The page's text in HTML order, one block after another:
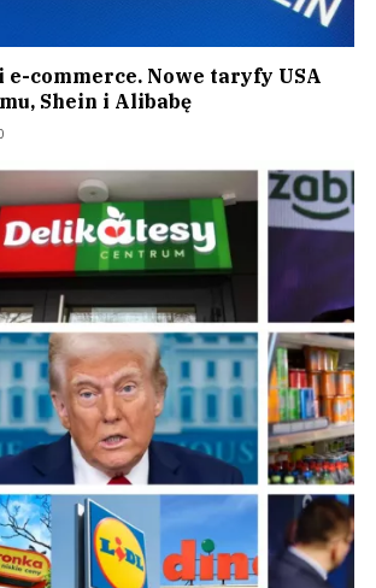
e-commerce. Nowe taryfy USA
Shein i Alibabę